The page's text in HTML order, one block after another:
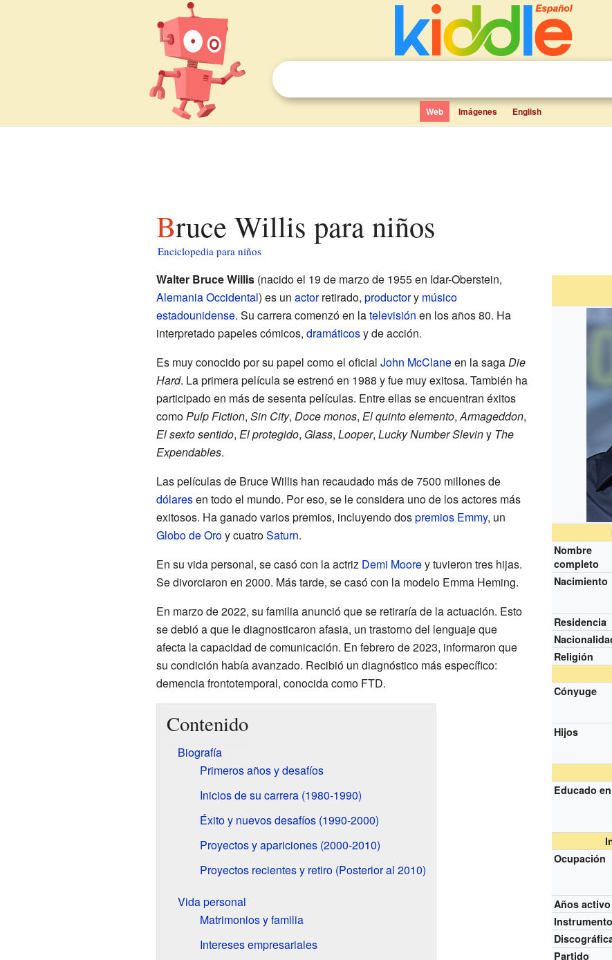
Web Imágenes English
Bruce Willis para niños
Enciclopedia para niños
Nombre
completo
Nacimiento
Residencia
Religión
Cónyuge
Hijos
Educado en
Ocupación
Años activo
Instrumento
Partido
Walter Bruce Willis(nacido el 19 de marzo de 1955 en Idar-Oberstein,
Alemania Occidental) es un actorretirado, productory músico
estadounidense. Su carrera comenzó en latelevisión en los años 80. Ha
interpretado papeles cómicos, dramáticosy de acción.
Es muy conocido por su papel como el oficial John McClaneen la sagaDie
Hard. La primera película se estrenó en 1988 y fue muy exitosa. También ha
participado en más de sesenta películas. Entre ellas se encuentran éxitos
comoPulp Fiction, Sin City, Doce monos, El quinto elemento,Armageddon,
El sexto sentido, El protegido, Glass, Looper, Lucky Number Sleviny The
Expendables.
Las películas de Bruce Willis han recaudado más de 7500 millones de
dólaresen todo el mundo. Por eso, se le considera uno de los actores más
exitosos. Ha ganado varios premios, incluyendo dospremios Emmy, un
Globo de Oroy cuatroSaturn.
En su vida personal, se casó con la actriz Demi Moorey tuvieron tres hijas.
Se divorciaron en 2000. Más tarde, se casó con la modelo Emma Heming.
En marzo de 2022, su familia anunció que se retiraría de la actuación. Esto
se debió a que le diagnosticaron afasia, un trastorno del lenguaje que
afecta la capacidad de comunicación. En febrero de 2023, informaron que
su condición había avanzado. Recibió un diagnóstico más específico:
demencia frontotemporal, conocida como FTD.
Contenido
Biografía
Primeros años y desafíos
Inicios de su carrera (1980-1990)
Éxito y nuevos desafíos (1990-2000)
Proyectos y apariciones (2000-2010)
Proyectos recientes y retiro (Posterior al 2010)
Vida personal
Matrimonios y familia
Intereses empresariales